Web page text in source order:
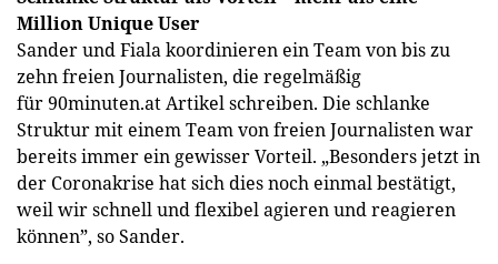
Million Unique User
Sander und Fiala koordinieren ein Team von bis zu
zehn freien Journalisten, die regelmäßig
für 90minuten.at Artikel schreiben. Die schlanke
Struktur mit einem Team von freien Journalisten war
bereits immer ein gewisser Vorteil. „Besonders jetzt in
der Coronakrise hat sich dies noch einmal bestätigt,
weil wir schnell und flexibel agieren und reagieren
können”, so Sander.